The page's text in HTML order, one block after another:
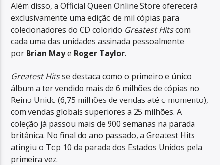
Além disso, a Official Queen Online Store oferecerá
exclusivamente uma edição de mil cópias para
colecionadores do CD colorido Greatest Hitscom
cada uma das unidades assinada pessoalmente
por Brian Maye Roger Taylor.
Greatest Hitsse destaca como o primeiro e único
álbum a ter vendido mais de 6 milhões de cópias no
Reino Unido (6,75 milhões de vendas até o momento),
com vendas globais superiores a 25 milhões. A
coleção já passou mais de 900 semanas na parada
britânica. No final do ano passado, a Greatest Hits
atingiu o Top 10 da parada dos Estados Unidos pela
primeira vez.